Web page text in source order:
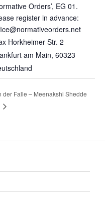
Orders’, EG 01.
register in advance:
Horkheimer Str. 2
am Main, 60323
der Falle – Meenakshi Shedde